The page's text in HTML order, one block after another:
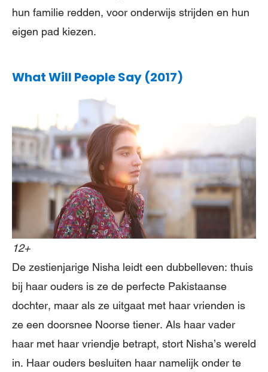
hun familie redden, voor onderwijs strijden en hun
eigen pad kiezen.
What Will People Say (2017)
12+
De zestienjarige Nisha leidt een dubbelleven: thuis
bij haar ouders is ze de perfecte Pakistaanse
dochter, maar als ze uitgaat met haar vrienden is
ze een doorsnee Noorse tiener. Als haar vader
haar met haar vriendje betrapt, stort Nisha’s wereld
in. Haar ouders besluiten haar namelijk onder te